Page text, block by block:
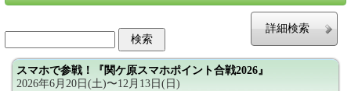
詳細検索
スマホで参戦！『関ケ原スマホポイント合戦2026』
2026年6月20日(土)〜12月13日(日)